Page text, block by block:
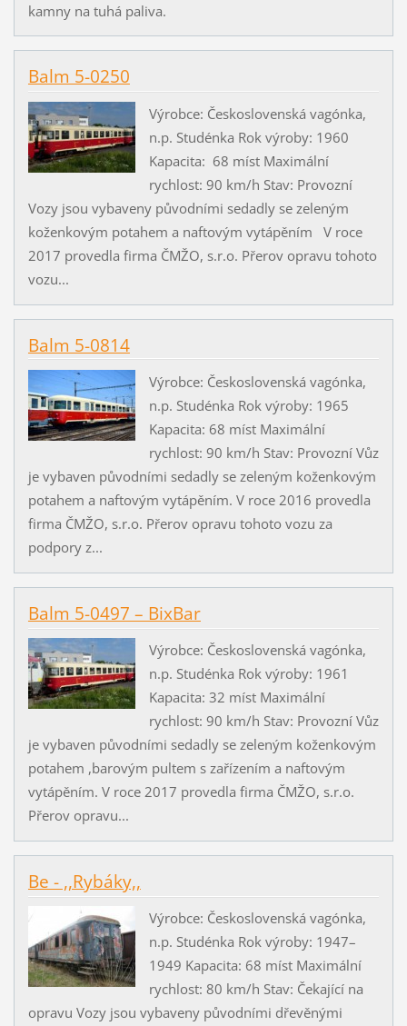
kamny na tuhá paliva.
Balm 5-0250
Výrobce: Československá vagónka,
n.p. Studénka Rok výroby: 1960
Kapacita: 68 míst Maximální
rychlost: 90 km/h Stav: Provozní
Vozy jsou vybaveny původními sedadly se zeleným
koženkovým potahem a naftovým vytápěním V roce
2017 provedla firma ČMŽO, s.r.o. Přerov opravu tohoto
vozu...
Balm 5-0814
Výrobce: Československá vagónka,
n.p. Studénka Rok výroby: 1965
Kapacita: 68 míst Maximální
rychlost: 90 km/h Stav: Provozní Vůz
je vybaven původními sedadly se zeleným koženkovým
potahem a naftovým vytápěním. V roce 2016 provedla
firma ČMŽO, s.r.o. Přerov opravu tohoto vozu za
podpory z...
Balm 5-0497 – BixBar
Výrobce: Československá vagónka,
n.p. Studénka Rok výroby: 1961
Kapacita: 32 míst Maximální
rychlost: 90 km/h Stav: Provozní Vůz
je vybaven původními sedadly se zeleným koženkovým
potahem ,barovým pultem s zařízením a naftovým
vytápěním. V roce 2017 provedla firma ČMŽO, s.r.o.
Přerov opravu...
Be - ,,Rybáky,,
Výrobce: Československá vagónka,
n.p. Studénka Rok výroby: 1947–
1949 Kapacita: 68 míst Maximální
rychlost: 80 km/h Stav: Čekající na
opravu Vozy jsou vybaveny původními dřevěnými